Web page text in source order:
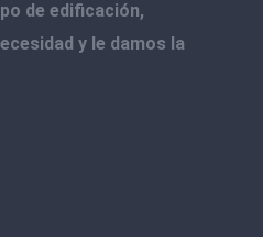
de edificación,
y le damos la